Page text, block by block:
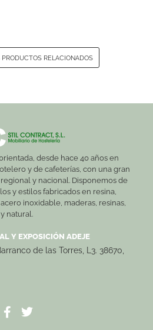
RELACIONADOS
desde hace 40 años en
y de cafeterías, con una gran
y nacional. Disponemos de
y estilos fabricados en resina,
inoxidable, maderas, resinas,
natural.
Y EXPOSICIÓN ADEJE
de las Torres, L3. 38670,